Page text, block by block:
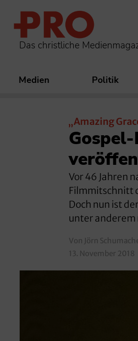
Das christliche
Medien Politik
„Amazing
Vor 46 Jahren
Filmmitschnitt
Doch nun ist
unter anderem
Von Jörn
13. November 2018